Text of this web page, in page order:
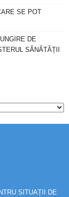
SE POT
DE
SĂNĂTĂȚII
SITUAȚII DE